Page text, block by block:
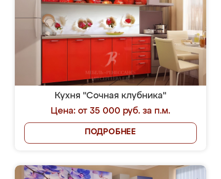
Кухня "Сочная клубника"
Цена: от 35 000 руб. за п.м.
ПОДРОБНЕЕ